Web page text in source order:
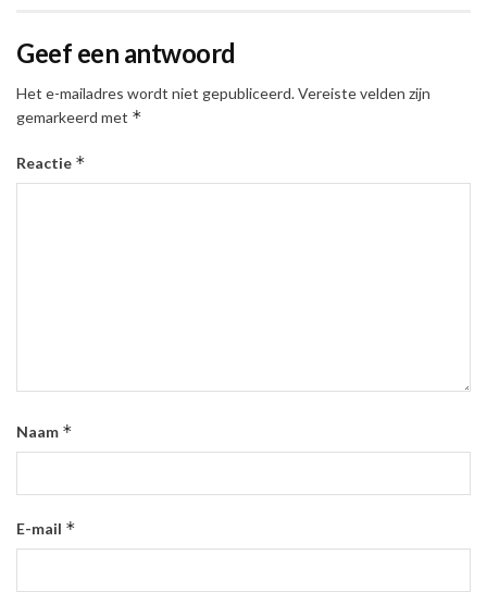
Geef een antwoord
Het e-mailadres wordt niet gepubliceerd.Vereiste velden zijn
gemarkeerd met *
Reactie *
Naam *
E-mail *